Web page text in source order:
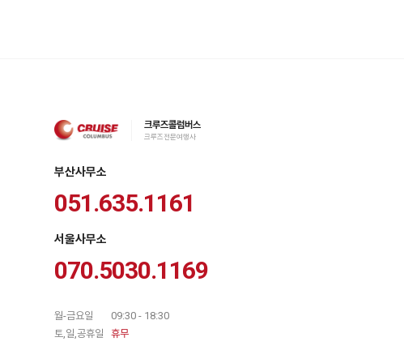
크루즈콜럼버스
크루즈전문여행사
부산사무소
051.635.1161
서울사무소
070.5030.1169
월-금요일
09:30 - 18:30
토,일,공휴일
휴무